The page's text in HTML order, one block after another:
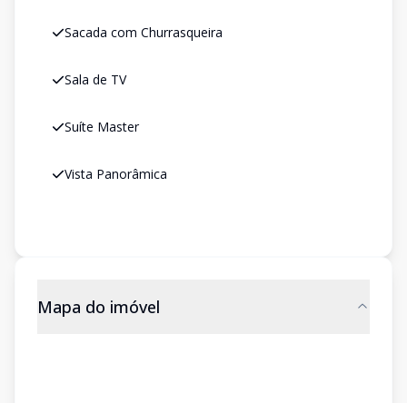
Sacada com Churrasqueira
Sala de TV
Suíte Master
Vista Panorâmica
Mapa do imóvel